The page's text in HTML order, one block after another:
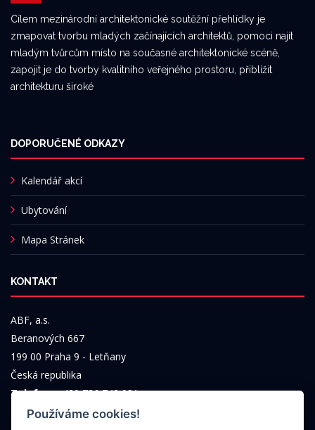
Cílem mezinárodní architektonické soutěžní přehlídky je
zmapovat tvorbu mladých začínajících architektů, pomoci najít
mladým tvůrcům místo na současné architektonické scéně,
zapojit je do tvorby kvalitního veřejného prostoru, přiblížit
architekturu široké
DOPORUČENÉ ODKAZY
Kalendář akcí
Ubytování
Mapa Stránek
KONTAKT
ABF, a.s.
Beranových 667
199 00 Praha 9 - Letňany
Česká republika
Telefon:+420 736 743 981
Email:info@abf.cz
Používáme cookies!